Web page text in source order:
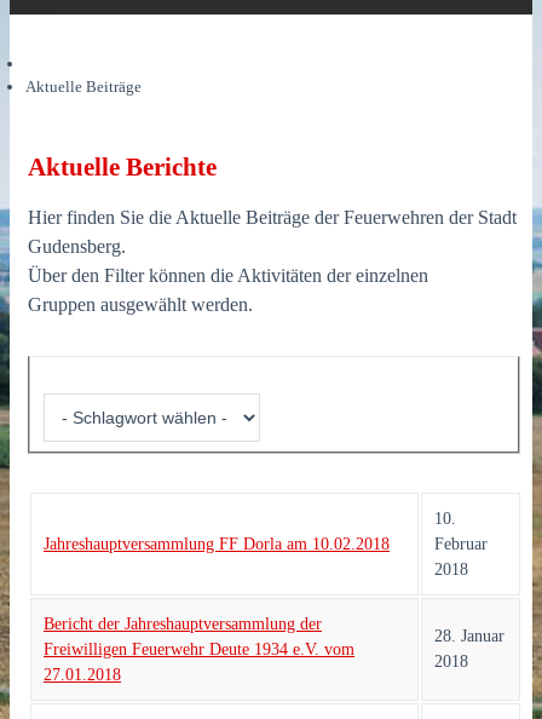
Aktuelle Beiträge
Aktuelle Berichte
Hier finden Sie die Aktuelle Beiträge der Feuerwehren der Stadt
Gudensberg.
Über den Filter können die Aktivitäten der einzelnen
Gruppen ausgewählt werden.
Jahreshauptversammlung FF Dorla am 10.02.2018
10.
Februar
2018
Bericht der Jahreshauptversammlung der
Freiwilligen Feuerwehr Deute 1934 e.V. vom
27.01.2018
28. Januar
2018